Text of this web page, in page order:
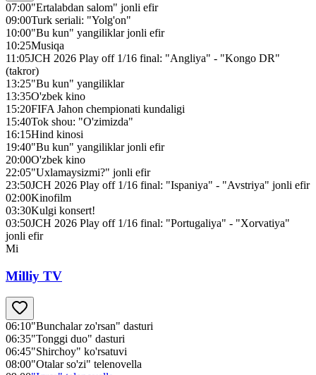
07:00"Ertalabdan salom" jonli efir
09:00Turk seriali: "Yolg'on"
10:00"Bu kun" yangiliklar jonli efir
10:25Musiqa
11:05JCH 2026 Play off 1/16 final: "Angliya" - "Kongo DR"
(takror)
13:25"Bu kun" yangiliklar
13:35O'zbek kino
15:20FIFA Jahon chempionati kundaligi
15:40Tok shou: "O'zimizda"
16:15Hind kinosi
19:40"Bu kun" yangiliklar jonli efir
20:00O'zbek kino
22:05"Uxlamaysizmi?" jonli efir
23:50JCH 2026 Play off 1/16 final: "Ispaniya" - "Avstriya" jonli efir
02:00Kinofilm
03:30Kulgi konsert!
03:50JCH 2026 Play off 1/16 final: "Portugaliya" - "Xorvatiya"
jonli efir
Mi
Milliy TV
06:10"Bunchalar zo'rsan" dasturi
06:35"Tonggi duo" dasturi
06:45"Shirchoy" ko'rsatuvi
08:00"Otalar so'zi" telenovella